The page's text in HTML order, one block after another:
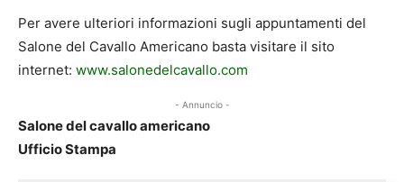
Per avere ulteriori informazioni sugli appuntamenti del
Salone del Cavallo Americano basta visitare il sito
internet: www.salonedelcavallo.com
- Annuncio -
Salone del cavallo americano
Ufficio Stampa